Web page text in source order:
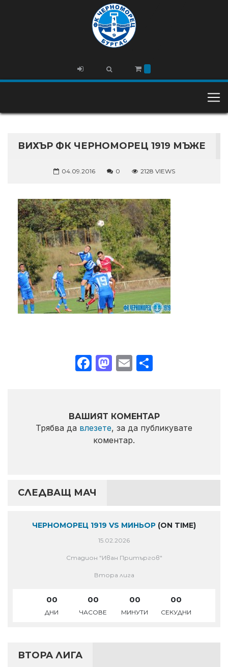
ВИХЪР ФК ЧЕРНОМОРЕЦ 1919 МЪЖЕ
04.09.2016 0 2128 VIEWS
Facebook
Mastodon
Email
ВАШИЯТ КОМЕНТАР
Трябва да влезете, за да публикувате
коментар.
СЛЕДВАЩ МАЧ
ЧЕРНОМОРЕЦ 1919 VS МИНЬОР (ON TIME)
15.02.2026
Стадион "Иван Притъргов"
Втора лига
00
ДНИ
00
ЧАСОВЕ
00
МИНУТИ
00
СЕКУДНИ
ВТОРА ЛИГА